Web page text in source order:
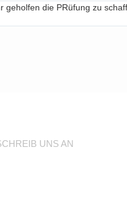
die PRüfung zu
UNS AN